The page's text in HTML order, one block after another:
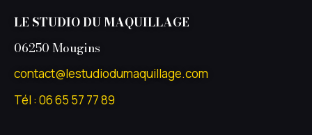
LE STUDIO DU MAQUILLAGE
06250 Mougins
contact@lestudiodumaquillage.com
Tél : 06 65 57 77 89